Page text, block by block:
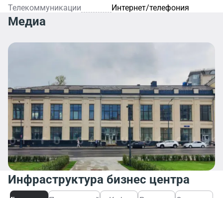
Телекоммуникации Интернет/телефония
Медиа
Инфраструктура бизнес центра